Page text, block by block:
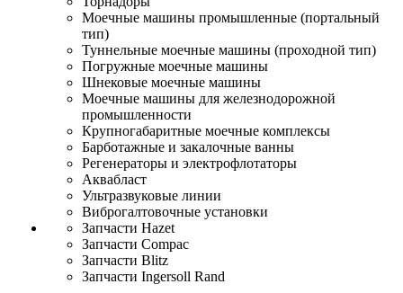
Моечные машины промышленные (портальный
тип)
Туннельные моечные машины (проходной тип)
Погружные моечные машины
Шнековые моечные машины
Моечные машины для железнодорожной
промышленности
Крупногабаритные моечные комплексы
Барботажные и закалочные ванны
Регенераторы и электрофлотаторы
Аквабласт
Ультразвуковые линии
Виброгалтовочные установки
Запчасти Hazet
Запчасти Compac
Запчасти Blitz
Запчасти Ingersoll Rand